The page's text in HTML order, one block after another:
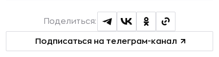
Подписаться на телеграм-канал
Поделиться: